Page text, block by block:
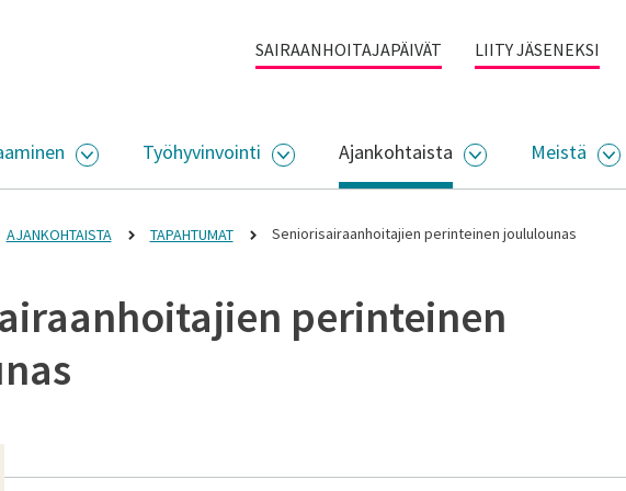
SAIRAANHOITAJAPÄIVÄT LIITY JÄSENEKSI
AVAA ALASIVUJEN VALIKKO
Työhyvinvointi
AVAA ALASIVUJEN VALIKKO
Ajankohtaista
AVAA
Meistä
AJANKOHTAISTA TAPAHTUMAT Seniorisairaanhoitajien perinteinen joululounas
perinteinen